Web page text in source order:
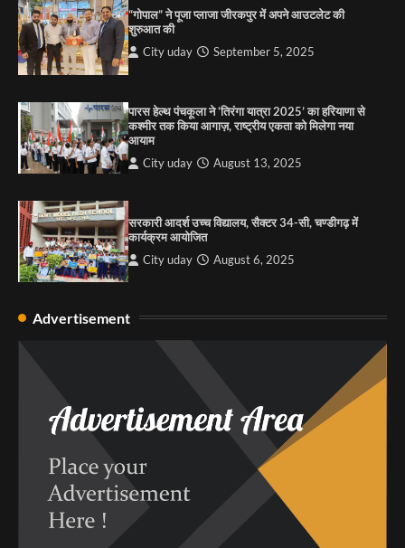
की कसम: देवशाली
City uday
“गोपाल” ने पूजा प्लाजा जीरकपुर में अपने आउटलेट की
शुरुआत की
City uday September 5, 2025
पारस हेल्थ पंचकूला ने ‘तिरंगा यात्रा 2025’ का हरियाणा से
कश्मीर तक किया आगाज़, राष्ट्रीय एकता को मिलेगा नया
आयाम
City uday August 13, 2025
सरकारी आदर्श उच्च विद्यालय, सैक्टर 34-सी, चण्डीगढ़ में
कार्यक्रम आयोजित
City uday August 6, 2025
Advertisement